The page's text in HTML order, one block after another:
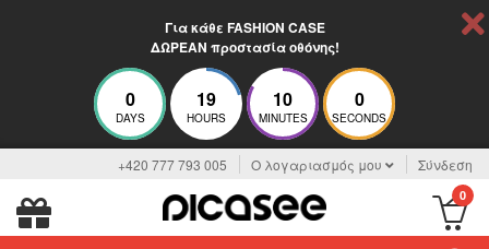
Για κάθε FASHION CASE
ΔΩΡΕΑΝ προστασία οθόνης!
0
DAYS
19
HOURS
9
MINUTES
59
SECONDS
+420 777 793 005 Ο λογαριασμός μου Σύνδεση
0